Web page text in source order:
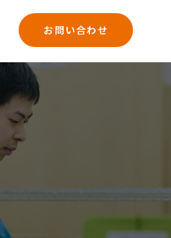
お問い合わせ